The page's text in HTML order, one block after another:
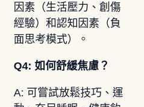
因素（生活壓力、創傷
經驗）和認知因素（負
面思考模式）。
Q4: 如何舒緩焦慮？
A: 可嘗試放鬆技巧、運